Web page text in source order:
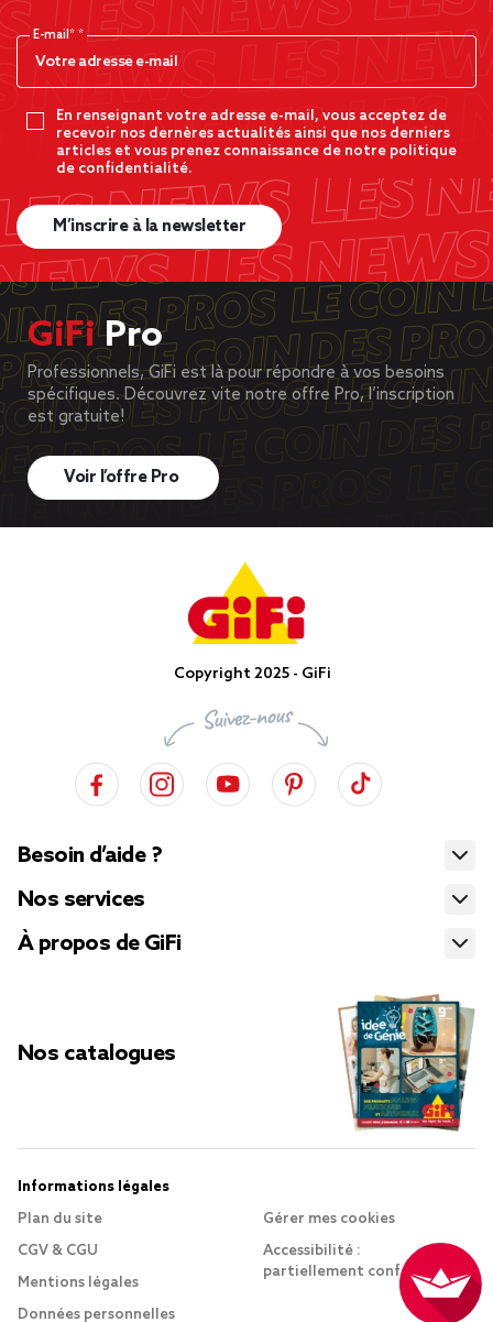
E-mail*
En renseignant votre adresse e-mail, vous acceptez de
recevoir nos dernères actualités ainsi que nos derniers
articles et vous prenez connaissance de notre politique
de confidentialité.
M’inscrire à la newsletter
GiFiPro
Professionnels, GiFi est là pour répondre à vos besoins
spécifiques. Découvrez vite notre offre Pro, l’inscription
est gratuite!
Voir l’offre Pro
Copyright 2025 - GiFi
Besoin d’aide ?
Nos services
À propos de GiFi
Nos catalogues
Informations légales
Plan du site
CGV & CGU
Mentions légales
Données personnelles
Gérer mes cookies
Accessibilité :
partiellement conforme